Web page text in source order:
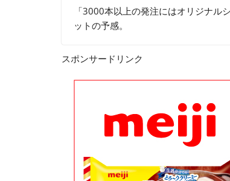
「3000本以上の発注にはオリジナル
ットの予感。
スポンサードリンク